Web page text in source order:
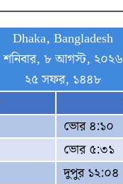
Dhaka, Bangladesh
শনিবার, ৮ আগস্ট, ২০২৬
২৫ সফর, ১৪৪৮
ভোর ৪:১০
ভোর ৫:৩১
দুপুর ১২:০৪